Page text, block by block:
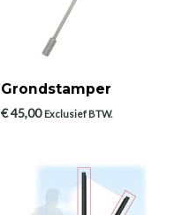
Grondstamper
€45,00 Exclusief BTW.